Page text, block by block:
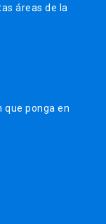
áreas de la
que ponga en